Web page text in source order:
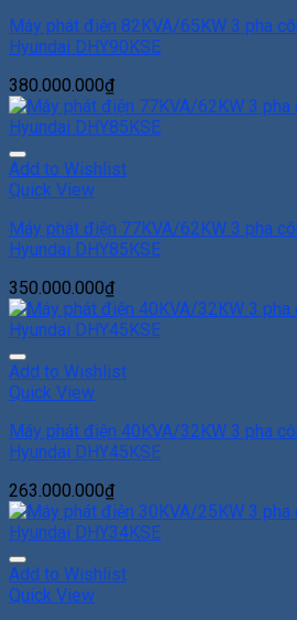
Máy phát điện 82KVA/65KW 3 pha
Hyundai DHY90KSE
380.000.000₫
Add to Wishlist
Quick View
Máy phát điện 77KVA/62KW 3 pha
Hyundai DHY85KSE
350.000.000₫
Add to Wishlist
Quick View
Máy phát điện 40KVA/32KW 3 pha
Hyundai DHY45KSE
263.000.000₫
Add to Wishlist
Quick View